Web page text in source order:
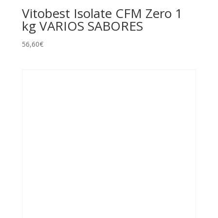
Vitobest Isolate CFM Zero 1
kg VARIOS SABORES
56,60€